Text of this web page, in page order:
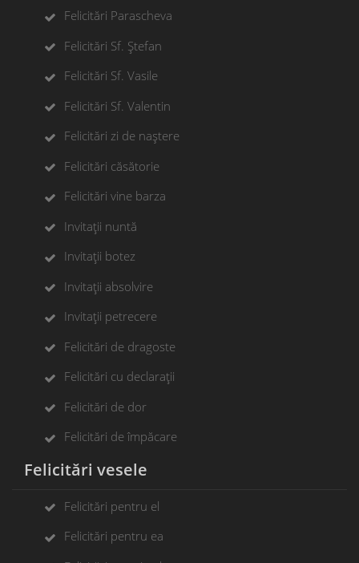
Felicitări Parascheva
Felicitări Sf. Ștefan
Felicitări Sf. Vasile
Felicitări Sf. Valentin
Felicitări zi de naștere
Felicitări căsătorie
Felicitări vine barza
Invitații nuntă
Invitații botez
Invitații absolvire
Invitații petrecere
Felicitări de dragoste
Felicitări cu declarații
Felicitări de dor
Felicitări de împăcare
Felicitări vesele
Felicitări pentru el
Felicitări pentru ea